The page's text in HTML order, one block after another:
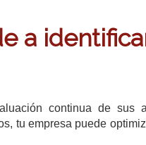
a
continua de sus
tu empresa puede